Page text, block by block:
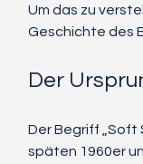
Um das zu
Geschichte des
Der
Der Begriff „Soft
späten 1960er